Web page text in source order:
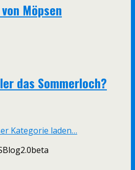
Möpsen
das Sommerloch?
Kategorie laden…